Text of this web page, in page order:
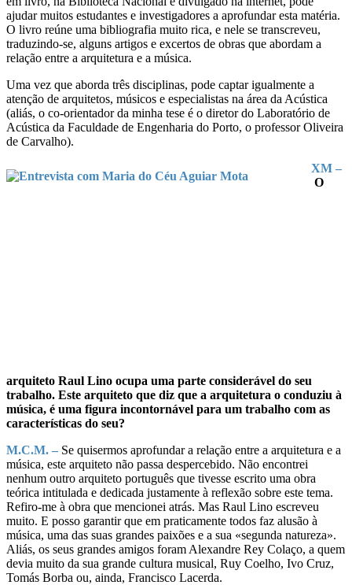
ajudar muitos estudantes e investigadores a aprofundar esta matéria.
O livro reúne uma bibliografia muito rica, e nele se transcreveu,
traduzindo-se, alguns artigos e excertos de obras que abordam a
relação entre a arquitetura e a música.
Uma vez que aborda três disciplinas, pode captar igualmente a
atenção de arquitetos, músicos e especialistas na área da Acústica
(aliás, o co-orientador da minha tese é o diretor do Laboratório de
Acústica da Faculdade de Engenharia do Porto, o professor Oliveira
de Carvalho).
XM –
O
arquiteto Raul Lino ocupa uma parte considerável do seu
trabalho. Este arquiteto que diz que a arquitetura o conduziu à
música, é uma figura incontornável para um trabalho com as
características do seu?
M.C.M. – Se quisermos aprofundar a relação entre a arquitetura e a
música, este arquiteto não passa despercebido. Não encontrei
nenhum outro arquiteto português que tivesse escrito uma obra
teórica intitulada e dedicada justamente à reflexão sobre este tema.
Refiro-me à obra que mencionei atrás. Mas Raul Lino escreveu
muito. E posso garantir que em praticamente todos faz alusão à
música, uma das suas grandes paixões e a sua «segunda natureza».
Aliás, os seus grandes amigos foram Alexandre Rey Colaço, a quem
devia muito da sua grande cultura musical, Ruy Coelho, Ivo Cruz,
Tomás Borba ou, ainda, Francisco Lacerda.